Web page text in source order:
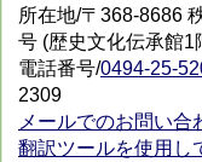
所在地/〒368-8686
号 (歴史文化伝承館1
電話番号/0494-25-
2309
メールでのお問い合
翻訳ツールを使用し